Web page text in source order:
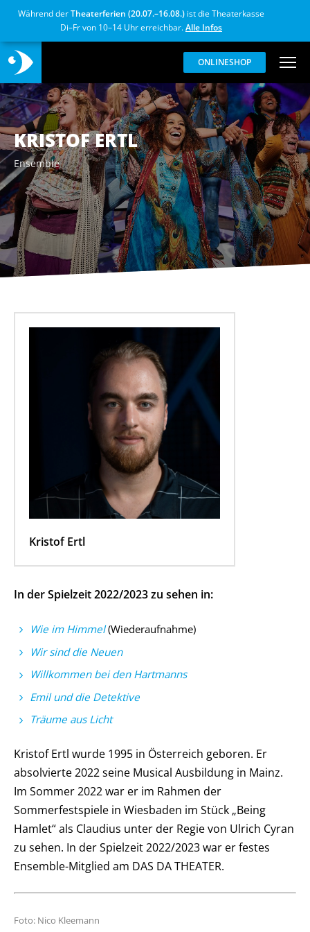
Während derTheaterferien (20.07.–16.08.) ist die Theaterkasse
Di–Fr von 10–14 Uhr erreichbar.Alle Infos
ONLINESHOP
KRISTOF ERTL
Ensemble
Kristof Ertl
In der Spielzeit 2022/2023 zu sehen in:
Wie im Himmel(Wiederaufnahme)
Wir sind die Neuen
Willkommen bei den Hartmanns
Emil und die Detektive
Träume aus Licht
Kristof Ertl wurde 1995 in Österreich geboren. Er
absolvierte 2022 seine Musical Ausbildung in Mainz.
Im Sommer 2022 war er im Rahmen der
Sommerfestspiele in Wiesbaden im Stück „Being
Hamlet“ als Claudius unter der Regie von Ulrich Cyran
zu sehen. In der Spielzeit 2022/2023 war er festes
Ensemble-Mitglied am DAS DA THEATER.
Foto: Nico Kleemann